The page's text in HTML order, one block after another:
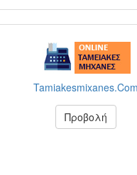
Tamiakesmixanes.Com
Προβολή